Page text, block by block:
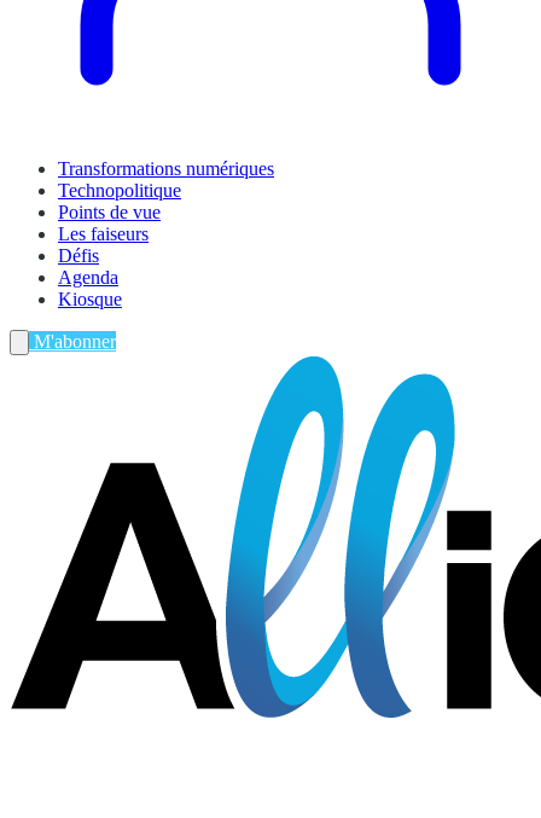
Transformations numériques
Technopolitique
Points de vue
Les faiseurs
Défis
Agenda
Kiosque
M'abonner